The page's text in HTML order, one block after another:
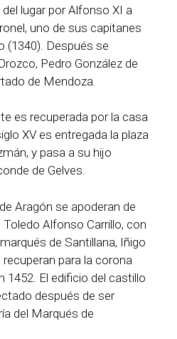
lugar por Alfonso XI a
uno de sus capitanes
(1340). Después se
Pedro González de
de Mendoza.
es recuperada por la casa
XV es entregada la plaza
y pasa a su hijo
de Gelves.
Aragón se apoderan de
Alfonso Carrillo, con
de Santillana, Iñigo
para la corona
1452. El edificio del castillo
después de ser
del Marqués de